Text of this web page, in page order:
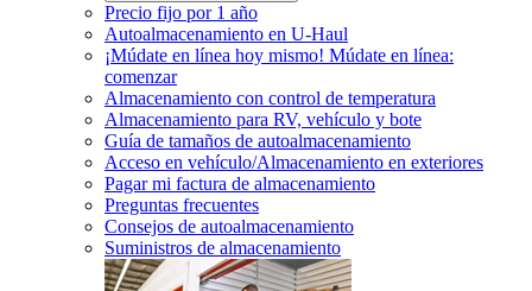
Precio fijo por 1 año
Autoalmacenamiento en U-Haul
¡Múdate en línea hoy mismo! Múdate en línea:
comenzar
Almacenamiento con control de temperatura
Almacenamiento para RV, vehículo y bote
Guía de tamaños de autoalmacenamiento
Acceso en vehículo/Almacenamiento en exteriores
Pagar mi factura de almacenamiento
Preguntas frecuentes
Consejos de autoalmacenamiento
Suministros de almacenamiento